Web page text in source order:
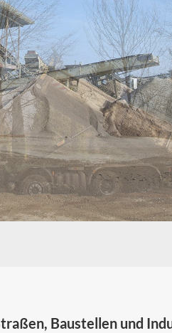
Baustellen und